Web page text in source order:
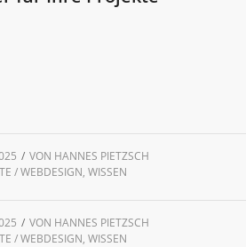
/ VON HANNES PIETZSCH
/ WEBDESIGN, WISSEN
/ VON HANNES PIETZSCH
/ WEBDESIGN, WISSEN